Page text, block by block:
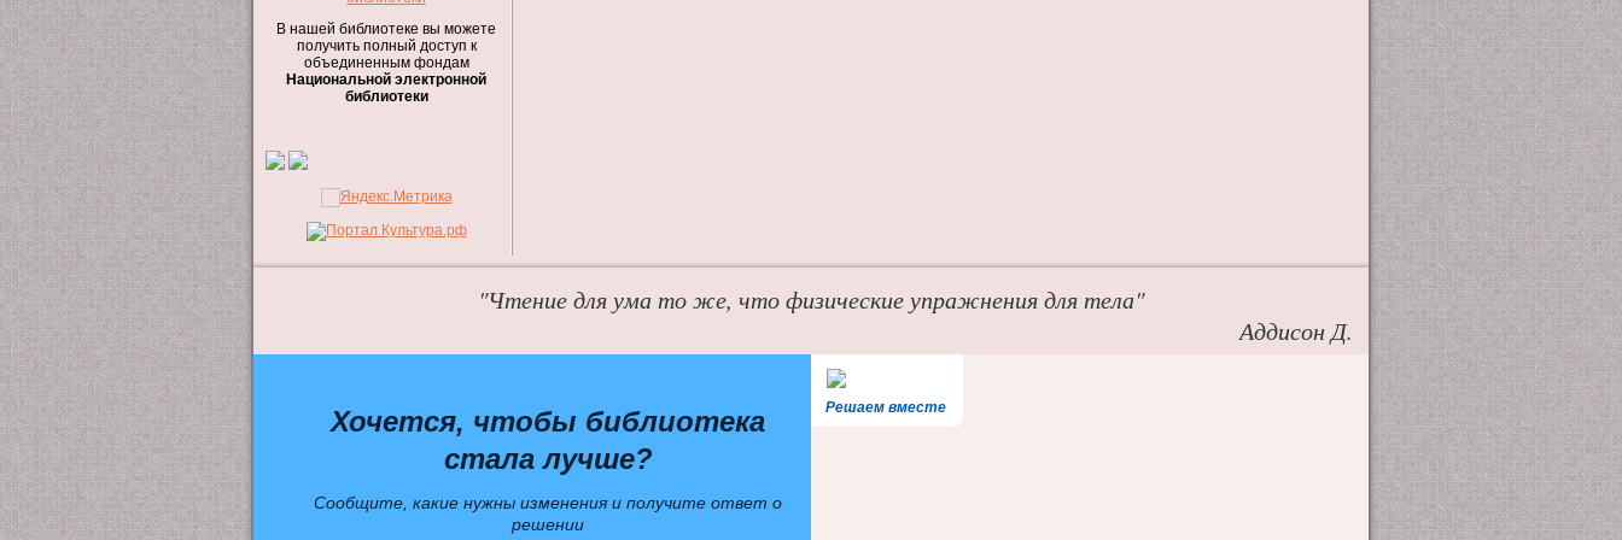
В нашей библиотеке вы можете
получить полный доступ к
объединенным фондам
Национальной электронной
библиотеки
"Чтение для ума то же, что физические упражнения для тела"
Аддисон Д.
Решаем вместе
Хочется, чтобы библиотека
стала лучше?
Сообщите, какие нужны изменения и получите ответ о
решении